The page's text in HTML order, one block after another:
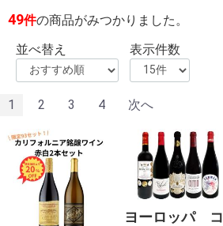
49件の商品がみつかりました。
並べ替え
表示件数
1 2 3 4 次へ
ヨーロッパ コ